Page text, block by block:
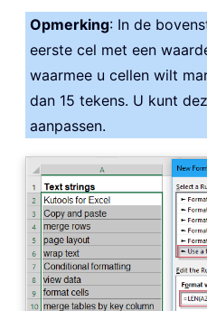
Opmerking: In de
eerste cel met een
waarmee u cellen wilt
dan 15 tekens. U kunt
aanpassen.